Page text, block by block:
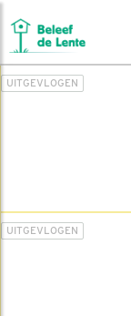
UITGEVLOGEN
UITGEVLOGEN